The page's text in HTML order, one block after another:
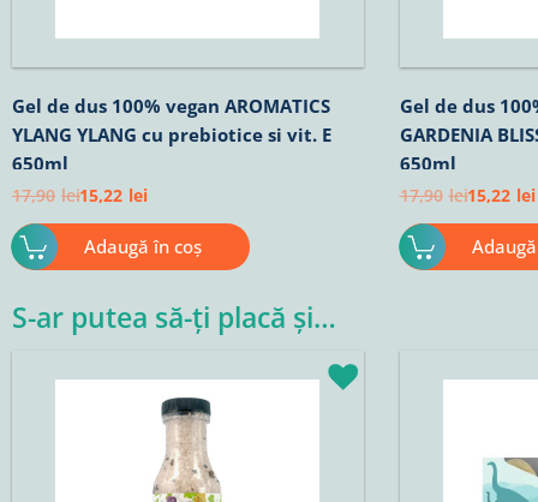
Gel de dus 100% vegan AROMATICS
YLANG YLANG cu prebiotice si vit. E
650ml
17,90 lei15,22 lei
Adaugă în coș
Gel de dus
GARDENIA
650ml
17,90 lei15,22 lei
S-ar putea să-ți placă și…